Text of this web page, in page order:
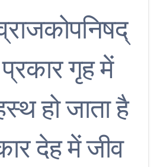
गृह में
हो जाता है
देह में जीव